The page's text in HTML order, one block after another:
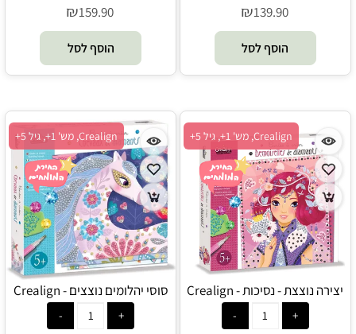
₪139.90
הוסף לסל
₪159.90
הוסף לסל
Crealign, מש' 1+, גיל 5+
יצירה נוצצת - נסיכות - Crealign
Crealign, מש' 1+, גיל 5+
סוסי יהלומים נוצצים - Crealign